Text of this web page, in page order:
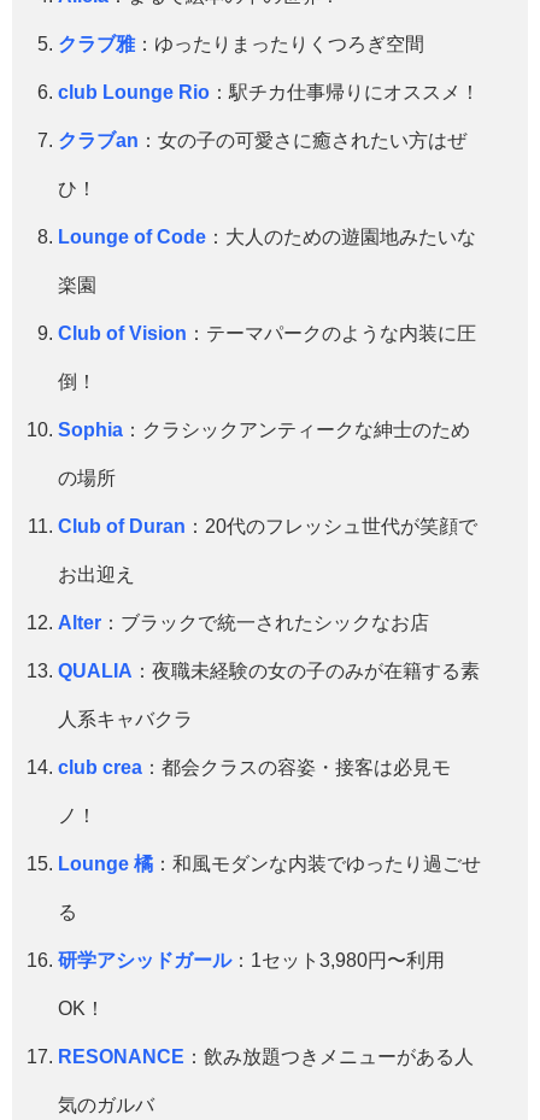
クラブ雅：ゆったりまったりくつろぎ空間
club Lounge Rio ：駅チカ仕事帰りにオススメ！
クラブan ：女の子の可愛さに癒されたい方はぜ
ひ！
Lounge of Code ：大人のための遊園地みたいな
楽園
Club of Vision ：テーマパークのような内装に圧
倒！
Sophia ：クラシックアンティークな紳士のため
の場所
Club of Duran ：20代のフレッシュ世代が笑顔で
お出迎え
Alter ：ブラックで統一されたシックなお店
QUALIA ：夜職未経験の女の子のみが在籍する素
人系キャバクラ
club crea ：都会クラスの容姿・接客は必見モ
ノ！
Lounge 橘 ：和風モダンな内装でゆったり過ごせ
る
研学アシッドガール：1セット3,980円〜利用
OK！
RESONANCE ：飲み放題つきメニューがある人
気のガルバ